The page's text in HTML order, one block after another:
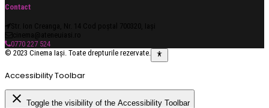
Contact
Str. Ion Creanga, Nr. 14 Cod poștal 700320, Iași
cinema@ateneuiasi.ro
0770 227 524
© 2023 Cinema Iași. Toate drepturile rezervate.
Accessibility Toolbar
close Toggle the visibility of the Accessibility Toolbar